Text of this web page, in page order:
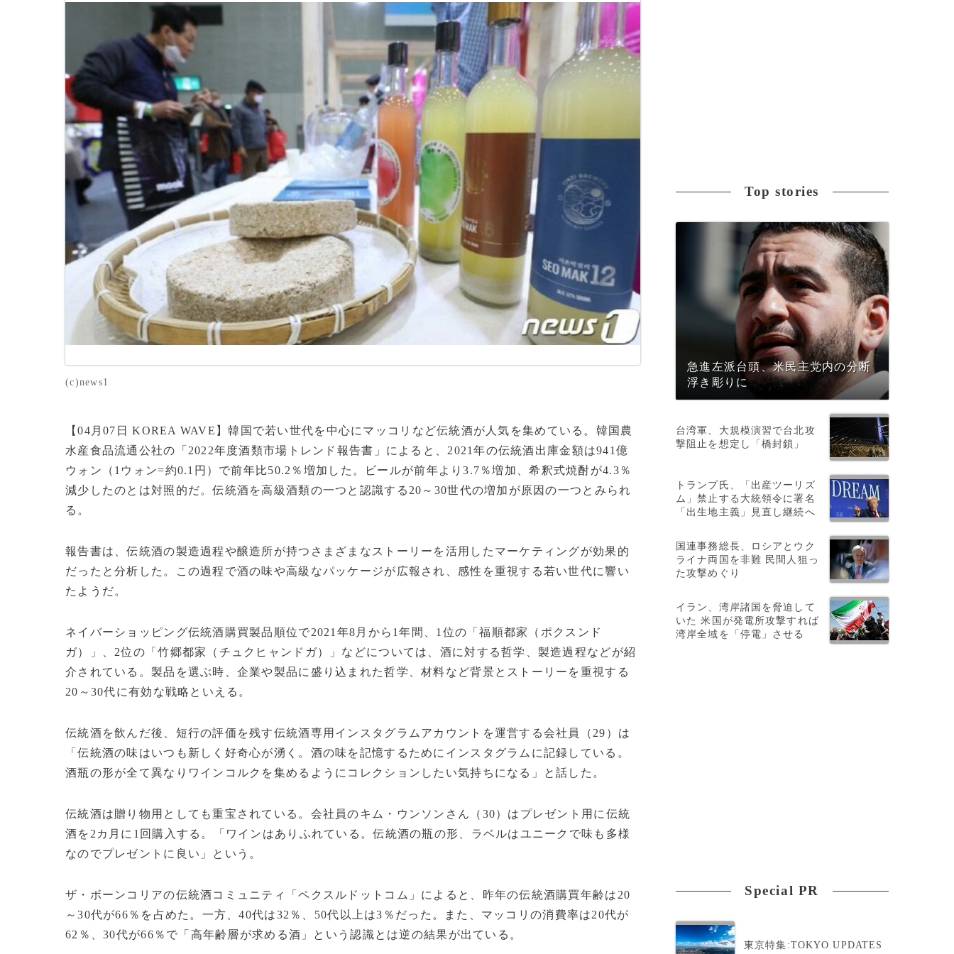
(c)news1
【04月07日 KOREA WAVE】韓国で若い世代を中心にマッコリなど伝統酒が人気を集めている。韓国農
水産食品流通公社の「2022年度酒類市場トレンド報告書」によると、2021年の伝統酒出庫金額は941億
ウォン（1ウォン=約0.1円）で前年比50.2％増加した。ビールが前年より3.7％増加、希釈式焼酎が4.3％
減少したのとは対照的だ。伝統酒を高級酒類の一つと認識する20～30世代の増加が原因の一つとみられ
る。
報告書は、伝統酒の製造過程や醸造所が持つさまざまなストーリーを活用したマーケティングが効果的
だったと分析した。この過程で酒の味や高級なパッケージが広報され、感性を重視する若い世代に響い
たようだ。
ネイバーショッピング伝統酒購買製品順位で2021年8月から1年間、1位の「福順都家（ポクスンド
ガ）」、2位の「竹郷都家（チュクヒャンドガ）」などについては、酒に対する哲学、製造過程などが紹
介されている。製品を選ぶ時、企業や製品に盛り込まれた哲学、材料など背景とストーリーを重視する
20～30代に有効な戦略といえる。
伝統酒を飲んだ後、短行の評価を残す伝統酒専用インスタグラムアカウントを運営する会社員（29）は
「伝統酒の味はいつも新しく好奇心が湧く。酒の味を記憶するためにインスタグラムに記録している。
酒瓶の形が全て異なりワインコルクを集めるようにコレクションしたい気持ちになる」と話した。
伝統酒は贈り物用としても重宝されている。会社員のキム・ウンソンさん（30）はプレゼント用に伝統
酒を2カ月に1回購入する。「ワインはありふれている。伝統酒の瓶の形、ラベルはユニークで味も多様
なのでプレゼントに良い」という。
ザ・ボーンコリアの伝統酒コミュニティ「ペクスルドットコム」によると、昨年の伝統酒購買年齢は20
～30代が66％を占めた。一方、40代は32％、50代以上は3％だった。また、マッコリの消費率は20代が
62％、30代が66％で「高年齢層が求める酒」という認識とは逆の結果が出ている。
Top stories
急進左派台頭、米民主党内の分断
浮き彫りに
台湾軍、大規模演習で台北攻
撃阻止を想定し「橋封鎖」
トランプ氏、「出産ツーリズ
ム」禁止する大統領令に署名
「出生地主義」見直し継続へ
国連事務総長、ロシアとウク
ライナ両国を非難 民間人狙っ
た攻撃めぐり
イラン、湾岸諸国を脅迫して
いた 米国が発電所攻撃すれば
湾岸全域を「停電」させる
Special PR
東京特集:TOKYO UPDATES